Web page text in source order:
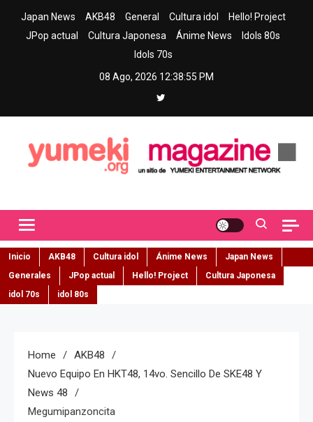
Japan News AKB48 General Cultura idol
Hello! Project
JPop actual
Cultura Japonesa Ánime News
Idols 80s
Idols 70s
08 Ago, 2026 12:38:56 PM
Inicio AKB48 Cultura idol Ánime News
Japan News
Generales
JPop actual Hello! Project
Cultura Japonesa
idol 70s
idol 80s
Home
AKB48
Nuevo Equipo En HKT48, 14vo. Sencillo De SKE48 Y
News 48
Megumipanzoncita